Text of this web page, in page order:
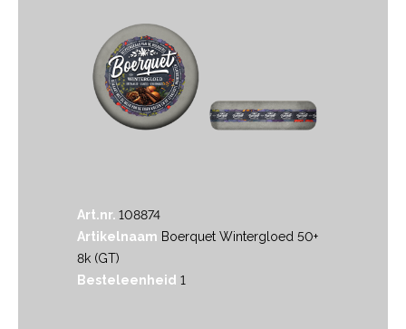
Art.nr. 108874
Artikelnaam Boerquet Wintergloed 50+
8k (GT)
Besteleenheid 1